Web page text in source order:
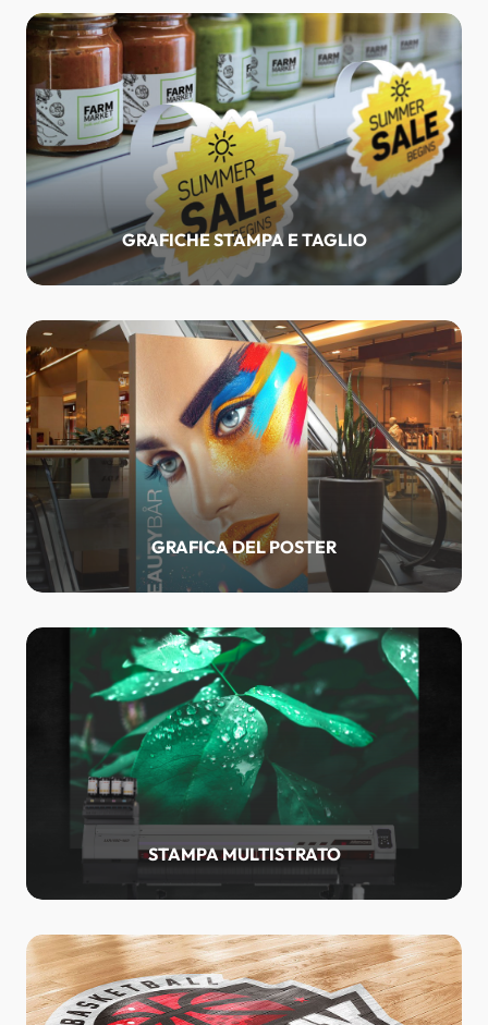
GRAFICHE STAMPA E TAGLIO
GRAFICA DEL POSTER
STAMPA MULTISTRATO